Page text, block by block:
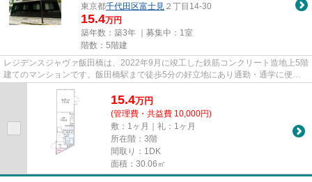
東京都千代田区富士見 ２丁目14-30
15.4万円
築年数：築3年 ｜募集中： 1室
階数：5階建
レジデンスジャヴァ飯田橋は、2022年9月に竣工した鉄筋コンクリート造地上5階
建てのマンションです。飯田橋駅まで徒歩5分の好立地にあり通勤・通学に便利
15.4万円
(管理費・共益費 10,000円)
敷：1ヶ月｜礼：1ヶ月
所在階：3階
間取り：1DK
面積：30.06㎡